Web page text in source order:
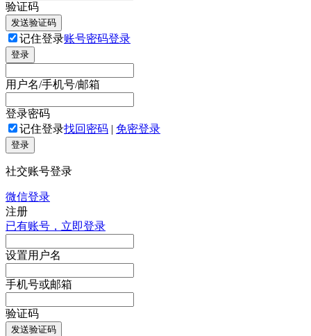
验证码
发送验证码
记住登录账号密码登录
登录
用户名/手机号/邮箱
登录密码
记住登录找回密码 | 免密登录
登录
社交账号登录
微信登录
注册
已有账号，立即登录
设置用户名
手机号或邮箱
验证码
发送验证码